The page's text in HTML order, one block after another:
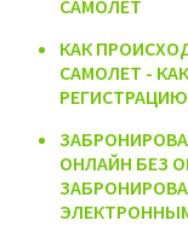
САМОЛЕТ
КАК
САМОЛЕТ -
ОНЛАЙН БЕЗ